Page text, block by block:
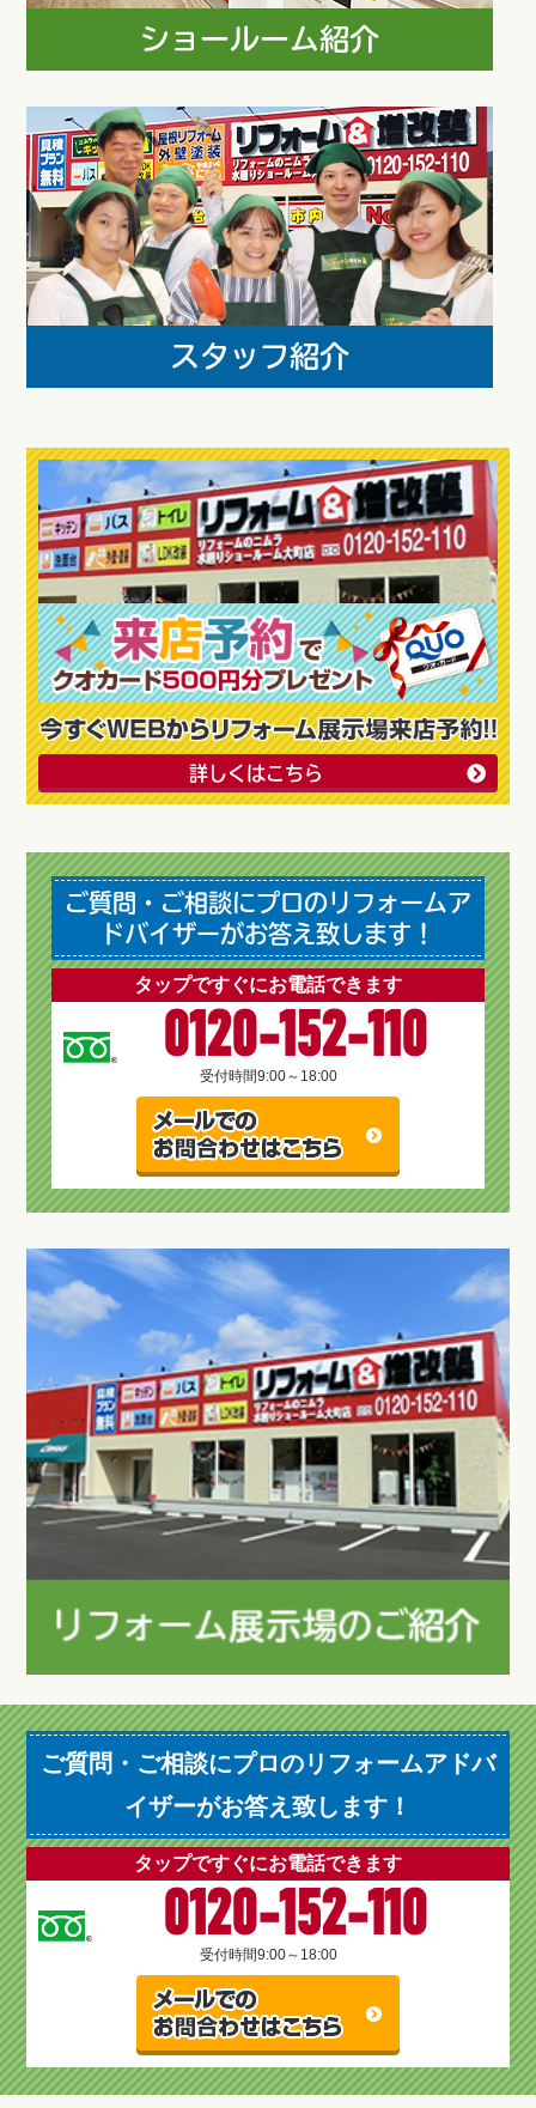
詳しくはこちら
ご質問・ご相談にプロのリフォームア
ドバイザーがお答え致します！
タップですぐにお電話できます
0120-152-110
受付時間9:00～18:00
ご質問・ご相談にプロのリフォームアドバ
イザーがお答え致します！
タップですぐにお電話できます
0120-152-110
受付時間9:00～18:00